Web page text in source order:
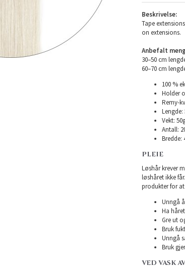
Beskrivelse:
Tape
on extensions.
Anbefalt
30–50 cm
60–70 cm
100 %
Holder
Remy-
Lengde:
Vekt:
Antall:
Bredde:
PLEIE
Løshår krever
løshåret ikke
produkter for
Unngå
Ha
Gre ut
Bruk
Unngå
Bruk
VED VASK